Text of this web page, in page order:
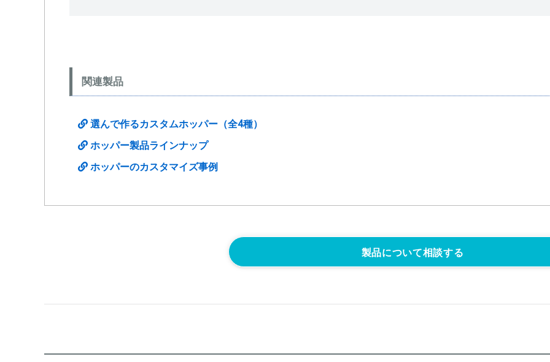
関連製品
選んで作るカスタムホッパー（全4種）
ホッパー製品ラインナップ
ホッパーのカスタマイズ事例
製品について相談する